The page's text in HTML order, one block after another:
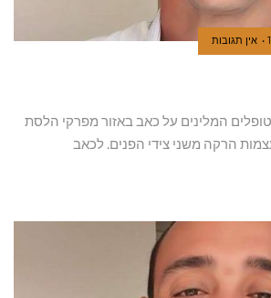
אין תגובות
המלינים על כאב באזור מפרקי הלסת
הרקה משני צידי הפנים. לכאב